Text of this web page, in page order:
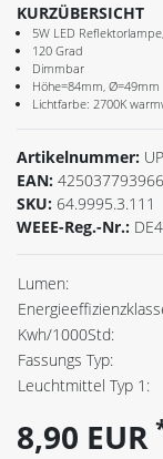
KURZÜBERSICHT
5W LED
120 Grad
Dimmbar
Höhe=84mm, Ø=49mm
Lichtfarbe: 2700K
Artikelnummer:
EAN:
SKU: 64.9995.3.111
WEEE-Reg.-Nr.:
Lumen:
Kwh/1000Std:
Fassungs Typ:
Leuchtmittel Typ 1:
8,90 EUR